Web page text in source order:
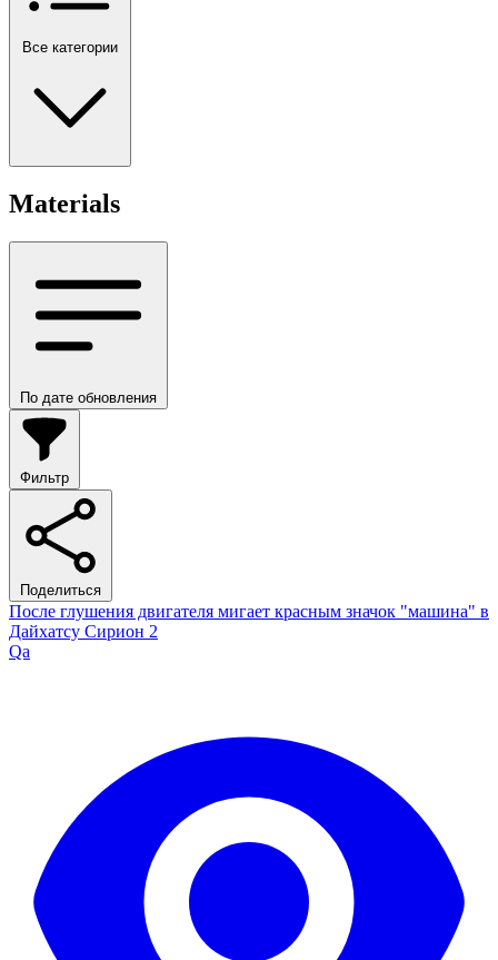
Все категории
Materials
По дате обновления
Фильтр
Поделиться
После глушения двигателя мигает красным значок "машина" в
Дайхатсу Сирион 2
Qa